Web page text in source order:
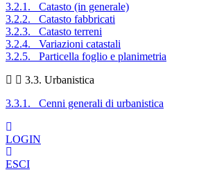
3.2.1. Catasto (in generale)
3.2.2. Catasto fabbricati
3.2.3. Catasto terreni
3.2.4. Variazioni catastali
3.2.5. Particella foglio e planimetria
3.3. Urbanistica
3.3.1. Cenni generali di urbanistica
LOGIN
ESCI